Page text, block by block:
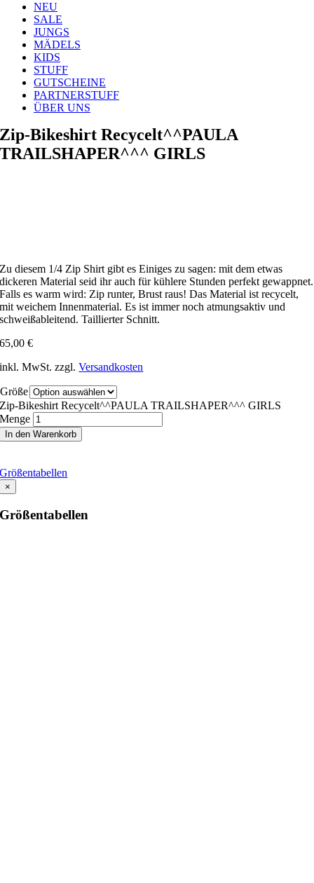
NEU
SALE
JUNGS
MÄDELS
KIDS
STUFF
GUTSCHEINE
PARTNERSTUFF
ÜBER UNS
Zip-Bikeshirt Recycelt^^PAULA
TRAILSHAPER^^^ GIRLS
Zu diesem 1/4 Zip Shirt gibt es Einiges zu sagen: mit dem etwas
dickeren Material seid ihr auch für kühlere Stunden perfekt gewappnet.
Falls es warm wird: Zip runter, Brust raus! Das Material ist recycelt,
mit weichem Innenmaterial. Es ist immer noch atmungsaktiv und
schweißableitend. Taillierter Schnitt.
65,00€
inkl. MwSt. zzgl.Versandkosten
Größe
Zip-Bikeshirt Recycelt^^PAULA TRAILSHAPER^^^ GIRLS
Menge
In den Warenkorb
Größentabellen
×
Größentabellen